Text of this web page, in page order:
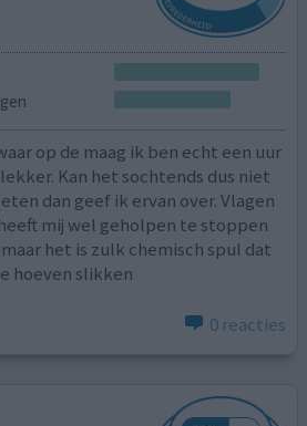
op de maag ik ben echt een uur
Kan het sochtends dus niet
dan geef ik ervan over. Vlagen
mij wel geholpen te stoppen
het is zulk chemisch spul dat
hoeven slikken
0 reacties